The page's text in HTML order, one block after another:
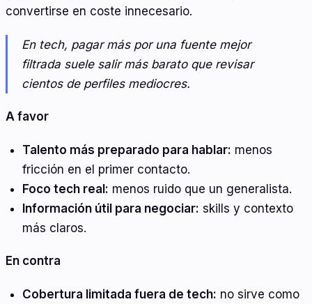
convertirse en coste innecesario.
En tech, pagar más por una fuente mejor
filtrada suele salir más barato que revisar
cientos de perfiles mediocres.
A favor
Talento más preparado para hablar: menos
fricción en el primer contacto.
Foco tech real: menos ruido que un generalista.
Información útil para negociar: skills y contexto
más claros.
En contra
Cobertura limitada fuera de tech: no sirve como